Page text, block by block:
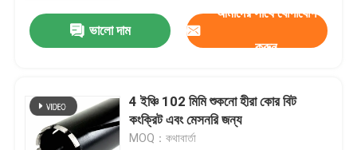
পণ্য
ভালো দাম
আমাদের সাথে যোগাযোগ
করুন
4 ইঞ্চি 102 মিমি শুকনো হীরা কোর বিট
কংক্রিট এবং মেসনরি জন্য
MOQ：কথাবার্তা